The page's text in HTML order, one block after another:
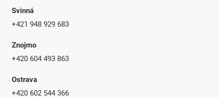
Svinná
+421 948 929 683
Znojmo
+420 604 493 863
Ostrava
+420 602 544 366